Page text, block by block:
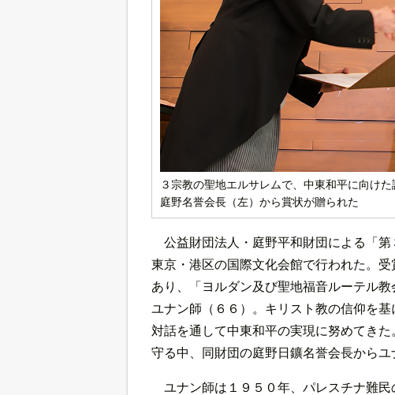
３宗教の聖地エルサレムで、中東和平に向け
庭野名誉会長（左）から賞状が贈られた
公益財団法人・庭野平和財団による「
東京・港区の国際文化会館で行われた。
あり、「ヨルダン及び聖地福音ルーテル
ユナン師（６６）。キリスト教の信仰を
対話を通して中東和平の実現に努めてき
守る中、同財団の庭野日鑛名誉会長からユ
ユナン師は１９５０年、パレスチナ難